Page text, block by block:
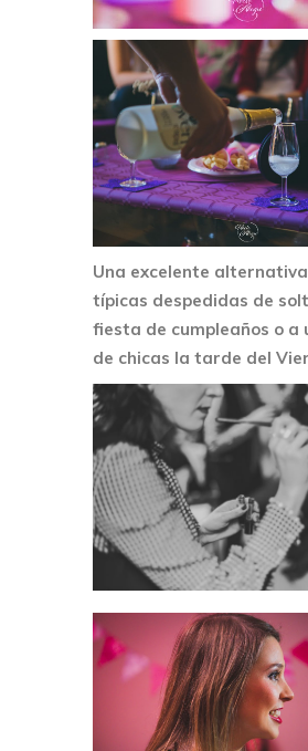
Una excelente
típicas despedidas de
fiesta de cumpleaños o a
de chicas la tarde del